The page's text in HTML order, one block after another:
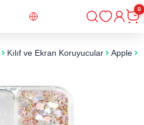
Giriş
0
Kılıf ve Ekran Koruyucular Apple